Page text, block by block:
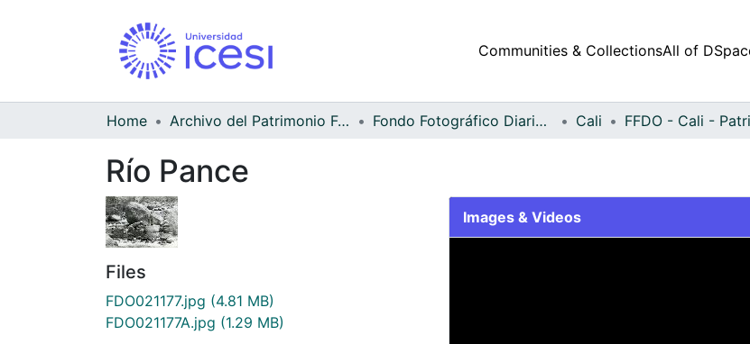
Communities & CollectionsAll of
Home Archivo del Patrimonio Fotográfico y Fílmico del Valle del Cauca Fondo Fotográfico Diario Occidente Cali FFDO - Cali -
Río Pance
Files
FDO021177.jpg (4.81 MB)
FDO021177A.jpg (1.29 MB)
Images & Videos